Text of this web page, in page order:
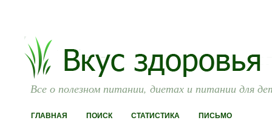
Все о полезном питании, диетах и питании для
ГЛАВНАЯ ПОИСК СТАТИСТИКА ПИСЬМО